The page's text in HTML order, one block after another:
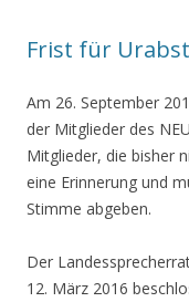
Frist für
Am 26. September
der Mitglieder des
Mitglieder, die bisher
eine Erinnerung und
Stimme abgeben.
Der
12. März 2016